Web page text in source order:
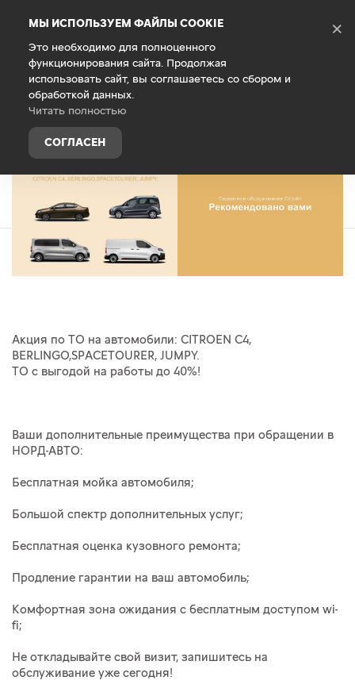
МЫ ИСПОЛЬЗУЕМ ФАЙЛЫ COOKIE
Это необходимо для полноценного
функционирования сайта. Продолжая
использовать сайт, вы соглашаетесь со сбором и
обработкой данных.
Читать полностью
СОГЛАСЕН
×
ТО с выгодой до 40% (на работы)
Акция по ТО на автомобили: CITROEN С4,
BERLINGO,SPACETOURER, JUMPY.
ТО с выгодой на работы до 40%!
Ваши дополнительные преимущества при обращении в
НОРД-АВТО:
Бесплатная мойка автомобиля;
Большой спектр дополнительных услуг;
Бесплатная оценка кузовного ремонта;
Продление гарантии на ваш автомобиль;
Комфортная зона ожидания с бесплатным доступом wi-
fi;
Не откладывайте свой визит, запишитесь на
обслуживание уже сегодня!